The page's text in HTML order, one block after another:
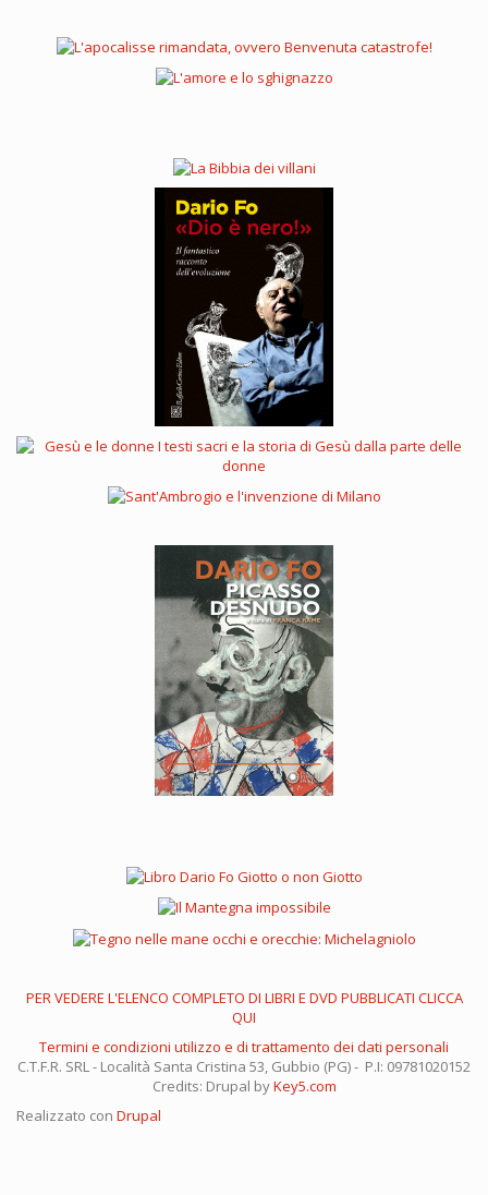
PER VEDERE L'ELENCO COMPLETO DI LIBRI E DVD PUBBLICATI CLICCA
QUI
Termini e condizioni utilizzo e di trattamento dei dati personali
C.T.F.R. SRL - Località Santa Cristina 53, Gubbio (PG) - P.I: 09781020152
Credits: Drupal byKey5.com
Realizzato con Drupal